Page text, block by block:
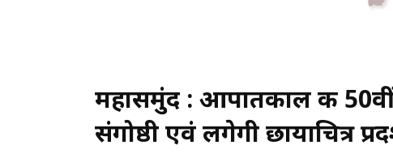
महासमुंद : आपातकाल की
संगोष्ठी एवं लगेगी छायाचित्र